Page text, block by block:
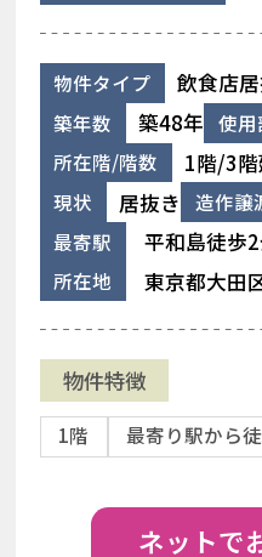
物件タイプ 飲食店
築年数 築48年 使用
所在階/階数 1階/3階
現状 居抜き 造作譲
最寄駅 平和島徒歩
所在地 東京都大田
物件特徴
1階 最寄り駅から
ネットで